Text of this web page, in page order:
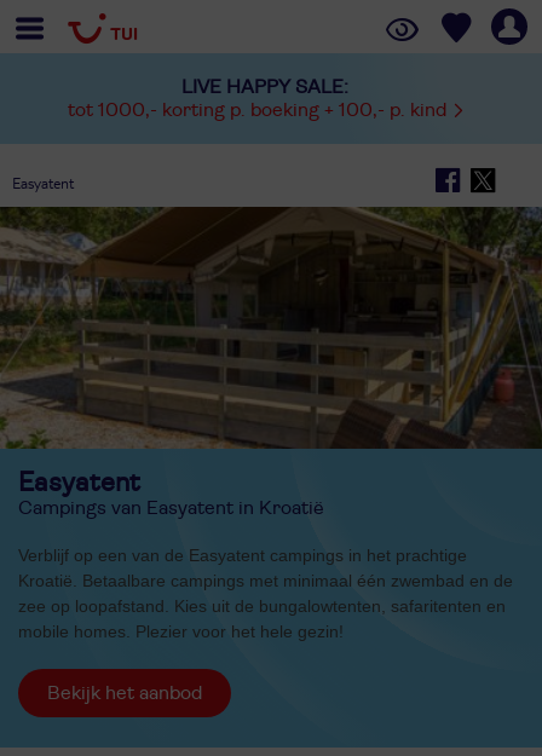
LIVE HAPPY SALE:
tot 1000,- korting p. boeking + 100,- p. kind
Easyatent
Easyatent
Campings van Easyatent in Kroatië
Verblijf op een van de Easyatent campings in het prachtige
Kroatië. Betaalbare campings met minimaal één zwembad en de
zee op loopafstand. Kies uit de bungalowtenten, safaritenten en
mobile homes. Plezier voor het hele gezin!
Bekijk het aanbod